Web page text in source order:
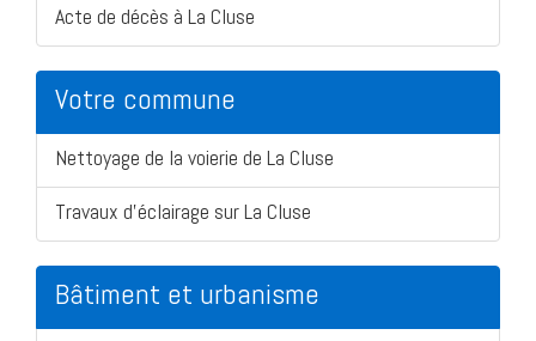
Acte de décès à La Cluse
Votre commune
Nettoyage de la voierie de La Cluse
Travaux d'éclairage sur La Cluse
Bâtiment et urbanisme